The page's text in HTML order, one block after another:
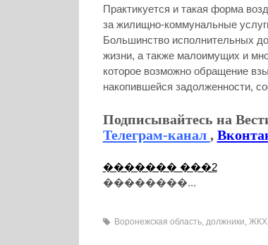
Практикуется и такая форма
за жилищно-коммунальные
Большинство исполнительных
жизни, а также малоимущих и
которое возможно обращение
накопившейся задолженности,
Подписывайтесь на
Телеграм-канал ,
������� ���2
��������...
Воронежская область, должники, ЖКХ